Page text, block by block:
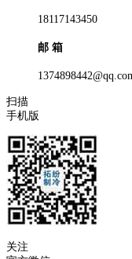
18117143450
邮 箱
扫描
手机版
关注